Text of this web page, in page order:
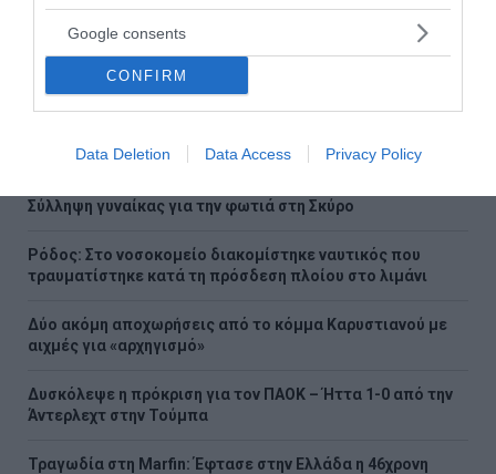
Google consents
CONFIRM
Data Deletion Data Access Privacy Policy
Πώς το πράσινο τσάι μπορεί να υποστηρίξει την υγεία
αποφεύγουμε
Σύλληψη γυναίκας για την φωτιά στη Σκύρο
Ρόδος: Στο νοσοκομείο διακομίστηκε ναυτικός που
τραυματίστηκε κατά τη πρόσδεση πλοίου στο λιμάνι
Δύο ακόμη αποχωρήσεις από το κόμμα Καρυστιανού με
αιχμές για «αρχηγισμό»
Δυσκόλεψε η πρόκριση για τον ΠΑΟΚ – Ήττα 1-0 από την
Άντερλεχτ στην Τούμπα
Τραγωδία στη Marfin: Έφτασε στην Ελλάδα η 46χρονη